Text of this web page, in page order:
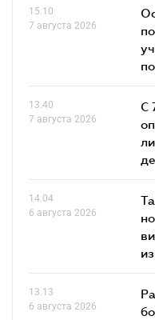
15.10
7 августа 2026
13.40
7 августа 2026
С
14.04
6 августа 2026
13.13
6 августа 2026